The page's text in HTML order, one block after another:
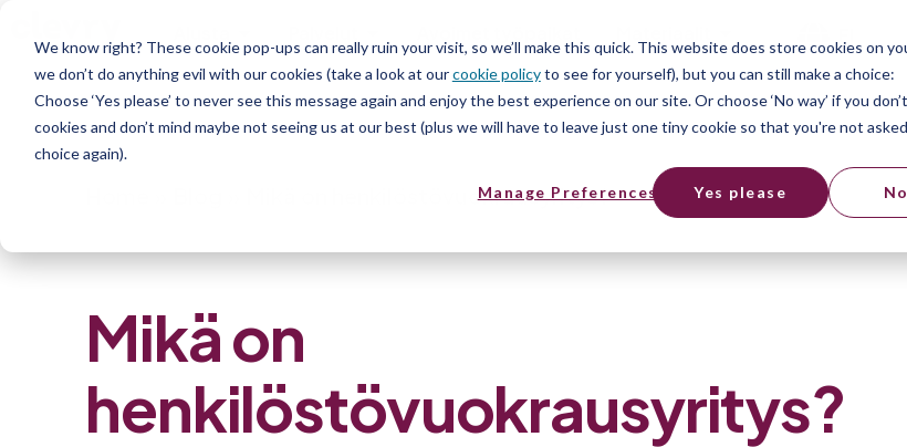
We know right? These cookie pop-ups can really ruin your visit, so we’ll make this quick. This website does store cookies on
we don’t do anything evil with our cookies (take a look at ourcookie policyto see for yourself), but you can still make a choice:
Choose ‘Yes please’ to never see this message again and enjoy the best experience on our site. Or choose ‘No way’ if you
cookies and don’t mind maybe not seeing us at our best (plus we will have to leave just one tiny cookie so that you're not
choice again).
Manage Preferences Yes please
Mikä on henkilöstövuokrausyritys?
Mikä on
henkilöstövuokrausyritys?